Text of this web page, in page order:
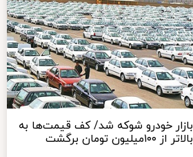
بازار خودرو شوکه شد/ کف قیمت‌ها به
بالاتر از ۱۰۰میلیون تومان برگشت